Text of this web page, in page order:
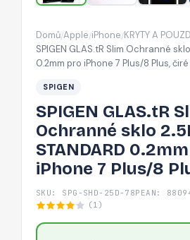
Plus/8
Plus,
Domů/Apple/iPhone/KRYTY A
SPIGEN GLAS.tR Slim Ochranné
0.2mm pro iPhone 7 Plus/8 Plus, čiré
SPIGEN
SPIGEN GLAS.tR
Ochranné sklo
STANDARD
iPhone 7 Plus/8
SKU: SPG-SHD-25D-78P EAN:
(1)